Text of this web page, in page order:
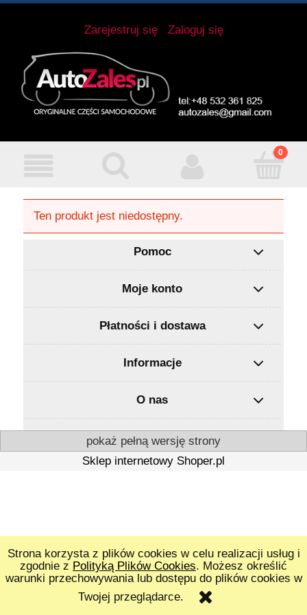
Strona korzysta z plików cookies w celu realizacji usług i
zgodnie z Polityką Plików Cookies. Możesz określić
warunki przechowywania lub dostępu do plików cookies w
Twojej przeglądarce.
Zarejestruj się Zaloguj się
Ten produkt jest niedostępny.
Pomoc
Moje konto
Płatności i dostawa
Informacje
O nas
pokaż pełną wersję strony
Sklep internetowy Shoper.pl